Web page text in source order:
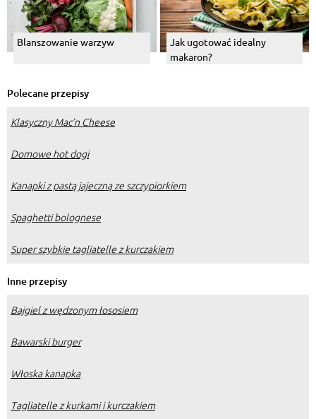
Blanszowanie warzyw
Jak ugotować idealny
makaron?
Polecane przepisy
Klasyczny Mac’n Cheese
Domowe hot dogi
Kanapki z pastą jajeczną ze szczypiorkiem
Spaghetti bolognese
Super szybkie tagliatelle z kurczakiem
Inne przepisy
Bajgiel z wędzonym łososiem
Bawarski burger
Włoska kanapka
Tagliatelle z kurkami i kurczakiem